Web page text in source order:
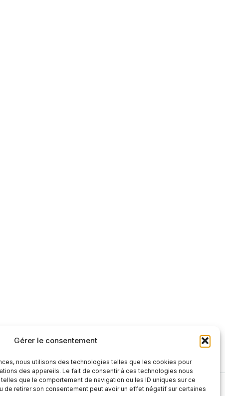
Gérer le consentement
nous utilisons des technologies telles que les cookies pour
des appareils. Le fait de consentir à ces technologies nous
que le comportement de navigation ou les ID uniques sur ce
de retirer son consentement peut avoir un effet négatif sur certaines
Politique de cookies (UE)